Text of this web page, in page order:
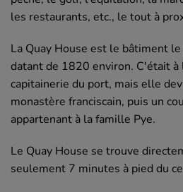
les restaurants, etc., le tout à
La Quay House est le bâtiment
datant de 1820 environ. C'était
capitainerie du port, mais elle
monastère franciscain, puis un
appartenant à la famille Pye.
Le Quay House se trouve
seulement 7 minutes à pied du